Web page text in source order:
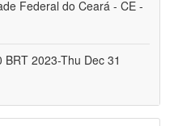
Federal do Ceará - CE -
2023-Thu Dec 31